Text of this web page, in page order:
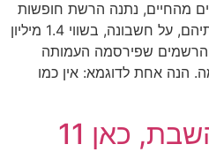
מהחיים, נתנה הרשת חופשות
לילדים חולי סרטן ובני משפחותיהם, על חשבונה, בשווי 1.4 מיליון
שפירסמה העמותה
הנה אחת לדוגמא: אין כמו
כאן 11